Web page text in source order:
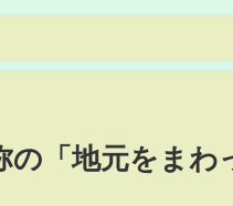
の「地元をまわ